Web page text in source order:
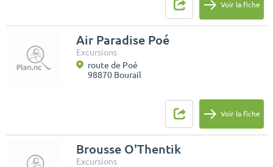
Voir la fiche
Air Paradise Poé
Excursions
route de Poé
98870 Bourail
Voir la fiche
Brousse O'Thentik
Excursions